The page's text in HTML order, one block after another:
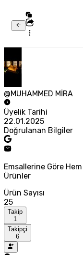
@MUHAMMED MİRA
Üyelik Tarihi
22.01.2025
Doğrulanan Bilgiler
Emsallerine Göre
Ürünler
Ürün Sayısı
25
Takip
1
Takipçi
6